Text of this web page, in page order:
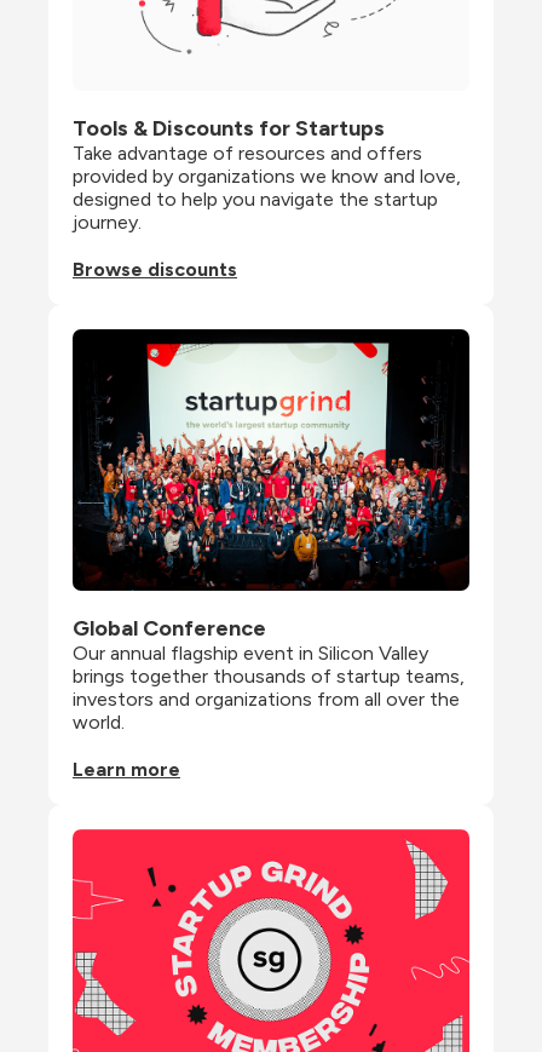
Tools & Discounts for Startups
Take advantage of resources and offers
provided by organizations we know and love,
designed to help you navigate the startup
journey.
Browse discounts
Global Conference
Our annual flagship event in Silicon Valley
brings together thousands of startup teams,
investors and organizations from all over the
world.
Learn more